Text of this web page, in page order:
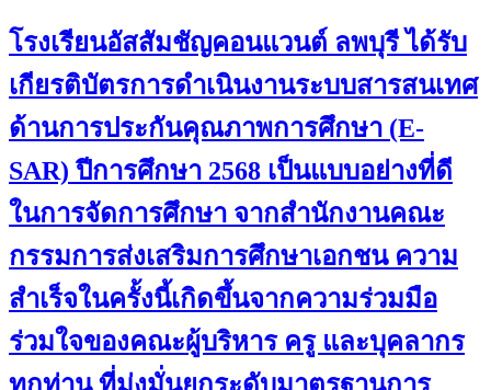
โรงเรียนอัสสัมชัญคอนแวนต์ ลพบุรี ได้รับ
เกียรติบัตรการดำเนินงานระบบสารสนเทศ
ด้านการประกันคุณภาพการศึกษา (E-
SAR) ปีการศึกษา 2568 เป็นแบบอย่างที่ดี
ในการจัดการศึกษา จากสำนักงานคณะ
กรรมการส่งเสริมการศึกษาเอกชน ความ
สำเร็จในครั้งนี้เกิดขึ้นจากความร่วมมือ
ร่วมใจของคณะผู้บริหาร ครู และบุคลากร
ทุกท่าน ที่มุ่งมั่นยกระดับมาตรฐานการ